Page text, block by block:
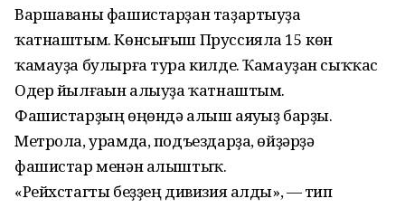
Варшаваны фашистарҙан таҙартыуҙа
ҡатнаштым. Көнсығыш Пруссияла 15 көн
ҡамауҙа булырға тура килде. Ҡамауҙан сыҡҡас
Одер йылғаһын алыуҙа ҡатнаштым.
Фашистарҙың өңөндә алыш аяуһыҙ барҙы.
Метрола, урамда, подъездарҙа, өйҙәрҙә
фашистар менән алыштыҡ.
«Рейхстагты беҙҙең дивизия алды», — тип